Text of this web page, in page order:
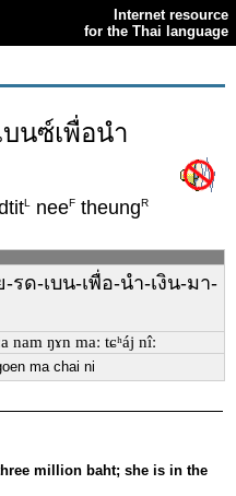
Internet resource
for the Thai language
นซ์เพื่อนำ
L neeF theungR
ด-เบน-เพื่อ-นำ-เงิน-มา-
nam ŋɤn maː tɕʰáj nîː
ma chai ni
million baht; she is in the